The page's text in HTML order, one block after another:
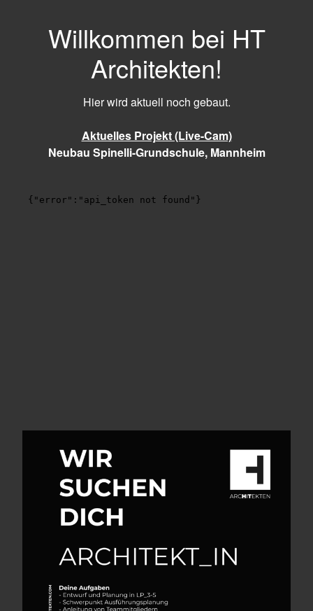
Willkommen bei HT
Architekten!
Hier wird aktuell noch gebaut.
Aktuelles Projekt (Live-Cam)
Neubau Spinelli-Grundschule, Mannheim